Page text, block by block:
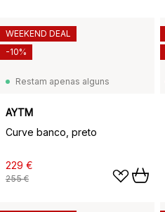
Restam apenas alguns
AYTM
Curve banco, preto
229 €
255 €
WEEKEND DEAL
-10%